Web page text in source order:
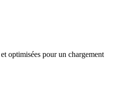
optimisées pour un chargement